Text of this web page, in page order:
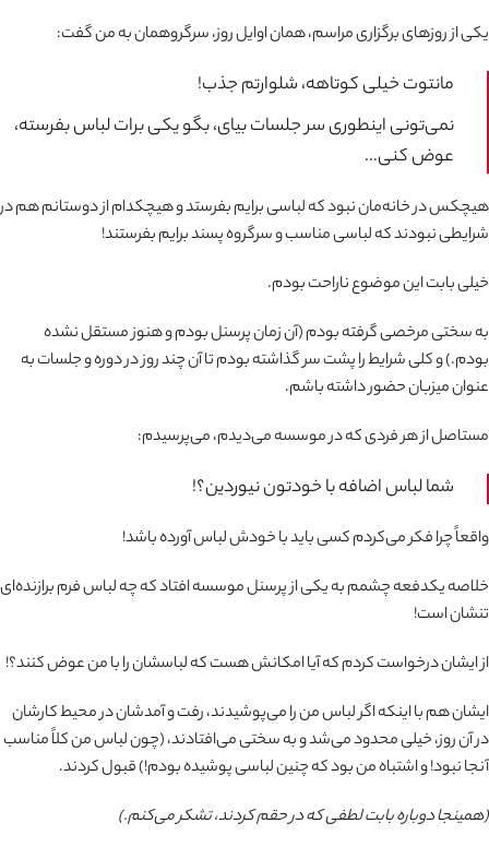
یکی از روزهای برگزاری مراسم، همان اوایل روز، سرگروهمان به من گفت:
مانتوت خیلی کوتاهه، شلوارتم جذب!
نمی‌تونی اینطوری سر جلسات بیای، بگو یکی برات لباس بفرسته،
عوض کنی…
هیچکس در خانه‌مان نبود که لباسی برایم بفرستد و هیچکدام از دوستانم هم در
شرایطی نبودند که لباسی مناسب و سرگروه پسند برایم بفرستند!
خیلی بابت این موضوع ناراحت بودم.
به سختی مرخصی گرفته بودم (آن زمان پرسنل بودم و هنوز مستقل نشده
بودم.) و کلی شرایط را پشت سر گذاشته بودم تا آن چند روز در دوره و جلسات به
عنوان میزبان حضور داشته باشم.
مستاصل از هر فردی که در موسسه می‌دیدم، می‌پرسیدم:
شما لباس اضافه با خودتون نیوردین؟!
واقعاً چرا فکر می‌کردم کسی باید با خودش لباس آورده باشد!
خلاصه یکدفعه چشمم به یکی از پرسنل موسسه افتاد که چه لباس فرم برازنده‌ای
تنشان است!
از ایشان درخواست کردم که آیا امکانش هست که لباسشان را با من عوض کنند؟!
ایشان هم با اینکه اگر لباس من را می‌پوشیدند، رفت و آمدشان در محیط کارشان
در آن روز، خیلی محدود می‌شد و به سختی می‌افتادند، (چون لباس من کلاً مناسب
آنجا نبود! و اشتباه من بود که چنین لباسی پوشیده بودم!) قبول کردند.
(همینجا دوباره بابت لطفی که در حقم کردند، تشکر می‌کنم.)